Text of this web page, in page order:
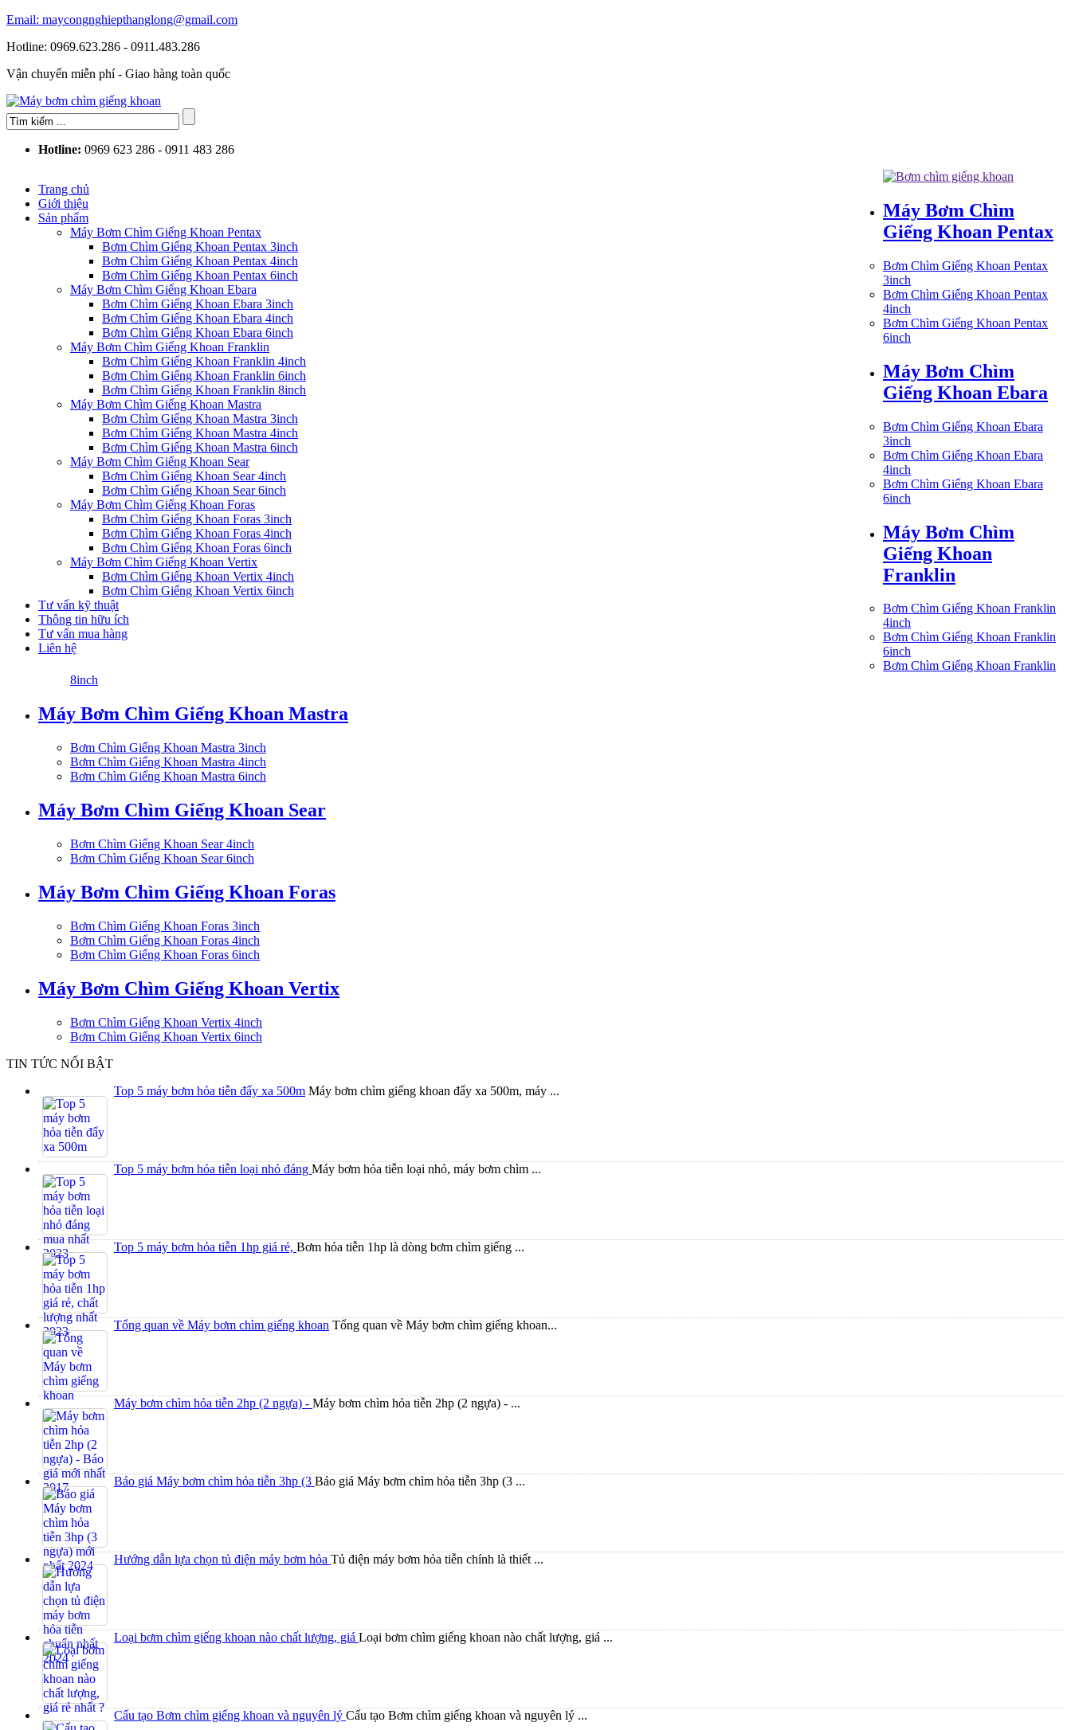
Email: maycongnghiepthanglong@gmail.com
Hotline: 0969.623.286 - 0911.483.286
Vận chuyển miễn phí - Giao hàng toàn quốc
Hotline: 0969 623 286 - 0911 483 286
Trang chủ
Giới thiệu
Sản phẩm
Máy Bơm Chìm Giếng Khoan Pentax
Bơm Chìm Giếng Khoan Pentax 3inch
Bơm Chìm Giếng Khoan Pentax 4inch
Bơm Chìm Giếng Khoan Pentax 6inch
Máy Bơm Chìm Giếng Khoan Ebara
Bơm Chìm Giếng Khoan Ebara 3inch
Bơm Chìm Giếng Khoan Ebara 4inch
Bơm Chìm Giếng Khoan Ebara 6inch
Máy Bơm Chìm Giếng Khoan Franklin
Bơm Chìm Giếng Khoan Franklin 4inch
Bơm Chìm Giếng Khoan Franklin 6inch
Bơm Chìm Giếng Khoan Franklin 8inch
Máy Bơm Chìm Giếng Khoan Mastra
Bơm Chìm Giếng Khoan Mastra 3inch
Bơm Chìm Giếng Khoan Mastra 4inch
Bơm Chìm Giếng Khoan Mastra 6inch
Máy Bơm Chìm Giếng Khoan Sear
Bơm Chìm Giếng Khoan Sear 4inch
Bơm Chìm Giếng Khoan Sear 6inch
Máy Bơm Chìm Giếng Khoan Foras
Bơm Chìm Giếng Khoan Foras 3inch
Bơm Chìm Giếng Khoan Foras 4inch
Bơm Chìm Giếng Khoan Foras 6inch
Máy Bơm Chìm Giếng Khoan Vertix
Bơm Chìm Giếng Khoan Vertix 4inch
Bơm Chìm Giếng Khoan Vertix 6inch
Tư vấn kỹ thuật
Thông tin hữu ích
Tư vấn mua hàng
Liên hệ
Máy Bơm Chìm
Giếng Khoan Pentax
Bơm Chìm Giếng Khoan Pentax
3inch
Bơm Chìm Giếng Khoan Pentax
4inch
Bơm Chìm Giếng Khoan Pentax
6inch
Máy Bơm Chìm
Giếng Khoan Ebara
Bơm Chìm Giếng Khoan Ebara
3inch
Bơm Chìm Giếng Khoan Ebara
4inch
Bơm Chìm Giếng Khoan Ebara
6inch
Máy Bơm Chìm
Giếng Khoan
Franklin
Bơm Chìm Giếng Khoan Franklin
4inch
Bơm Chìm Giếng Khoan Franklin
6inch
Bơm Chìm Giếng Khoan Franklin
8inch
Máy Bơm Chìm Giếng Khoan Mastra
Bơm Chìm Giếng Khoan Mastra 3inch
Bơm Chìm Giếng Khoan Mastra 4inch
Bơm Chìm Giếng Khoan Mastra 6inch
Máy Bơm Chìm Giếng Khoan Sear
Bơm Chìm Giếng Khoan Sear 4inch
Bơm Chìm Giếng Khoan Sear 6inch
Máy Bơm Chìm Giếng Khoan Foras
Bơm Chìm Giếng Khoan Foras 3inch
Bơm Chìm Giếng Khoan Foras 4inch
Bơm Chìm Giếng Khoan Foras 6inch
Máy Bơm Chìm Giếng Khoan Vertix
Bơm Chìm Giếng Khoan Vertix 4inch
Bơm Chìm Giếng Khoan Vertix 6inch
TIN TỨC NỔI BẬT
Top 5 máy bơm hỏa tiễn đẩy xa 500m Máy bơm chìm giếng khoan đẩy xa 500m, máy ...
Top 5 máy bơm hỏa tiễn loại nhỏ đáng Máy bơm hỏa tiễn loại nhỏ, máy bơm chìm ...
Top 5 máy bơm hỏa tiễn 1hp giá rẻ, Bơm hỏa tiễn 1hp là dòng bơm chìm giếng ...
Tổng quan về Máy bơm chìm giếng khoan Tổng quan về Máy bơm chìm giếng khoan...
Máy bơm chìm hỏa tiễn 2hp (2 ngựa) - Máy bơm chìm hỏa tiễn 2hp (2 ngựa) - ...
Báo giá Máy bơm chìm hỏa tiễn 3hp (3 Báo giá Máy bơm chìm hỏa tiễn 3hp (3 ...
Hướng dẫn lựa chọn tủ điện máy bơm hỏa Tủ điện máy bơm hỏa tiễn chính là thiết ...
Loại bơm chìm giếng khoan nào chất lượng, giá Loại bơm chìm giếng khoan nào chất lượng, giá ...
Cấu tạo Bơm chìm giếng khoan và nguyên lý Cấu tạo Bơm chìm giếng khoan và nguyên lý ...